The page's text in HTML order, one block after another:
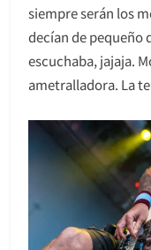
siempre serán los
decían de pequeño
escuchaba, jajaja.
ametralladora. La